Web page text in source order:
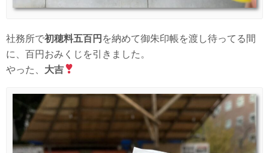
社務所で初穂料五百円 を納めて御朱印帳を渡し待ってる間
に、百円おみくじを引きました。
やった、 大吉